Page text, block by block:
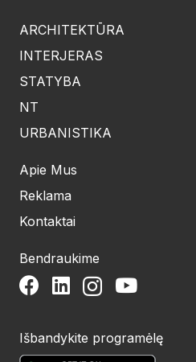
ARCHITEKTŪRA
INTERJERAS
STATYBA
NT
URBANISTIKA
Apie Mus
Reklama
Kontaktai
Bendraukime
Išbandykite programėlę